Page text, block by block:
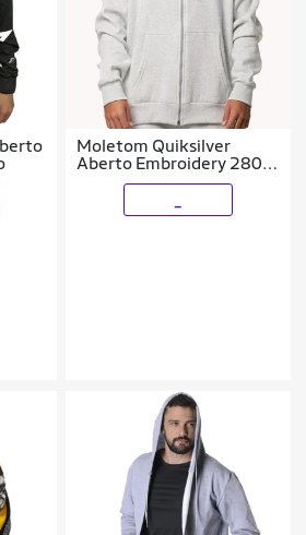
Moletom Quiksilver
Aberto Embroidery 280G
WT25